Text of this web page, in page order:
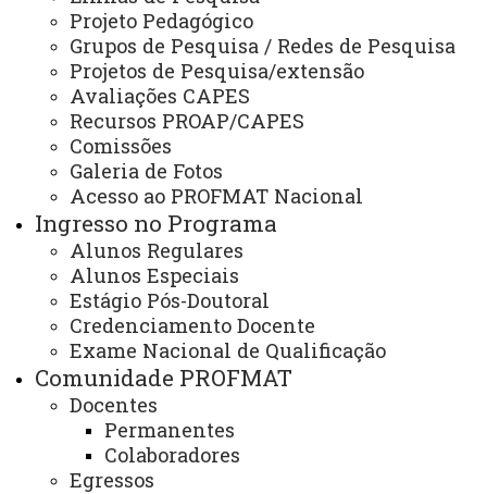
Arquivo Virtual
Campus
Projeto Pedagógico
Grupos de Pesquisa / Redes de Pesquisa
Projetos de Pesquisa/extensão
Avaliações CAPES
Recursos PROAP/CAPES
Comissões
Galeria de Fotos
Acesso ao PROFMAT Nacional
Ingresso no Programa
Alunos Regulares
Alunos Especiais
Estágio Pós-Doutoral
Credenciamento Docente
Exame Nacional de Qualificação
Comunidade PROFMAT
Docentes
Permanentes
Colaboradores
Egressos
Mestrado Profissional em Matemática
Eventos
III Workshop do Profmat
II Encontro Nacional do Profmat
ATUALIZAÇÃO MAIS RECENTE: 18 DE AGOSTO DE
ACESSOS: 605